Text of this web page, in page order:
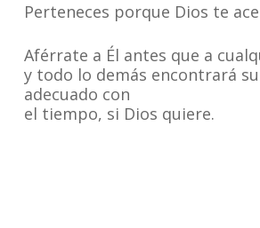
Perteneces porque Dios te
Aférrate a Él antes que a
y todo lo demás encontrará
adecuado con
el tiempo, si Dios quiere.